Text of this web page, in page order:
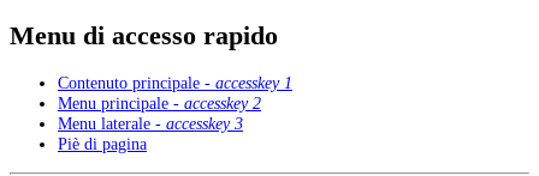
Menu di accesso rapido
Contenuto principale - accesskey 1
Menu principale - accesskey 2
Menu laterale - accesskey 3
Piè di pagina